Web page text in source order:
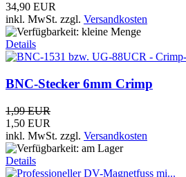
34,90 EUR
inkl. MwSt. zzgl. Versandkosten
Details
BNC-Stecker 6mm Crimp
1,99 EUR
1,50 EUR
inkl. MwSt. zzgl. Versandkosten
Details